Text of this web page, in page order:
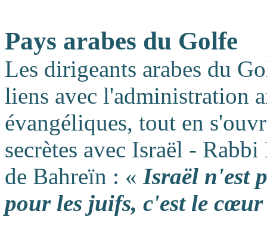
Pays arabes du Golfe
Les dirigeants arabes du
liens avec l'administration
évangéliques, tout en
secrètes avec Israël -
de Bahreïn : « Israël n'est
pour les juifs, c'est le